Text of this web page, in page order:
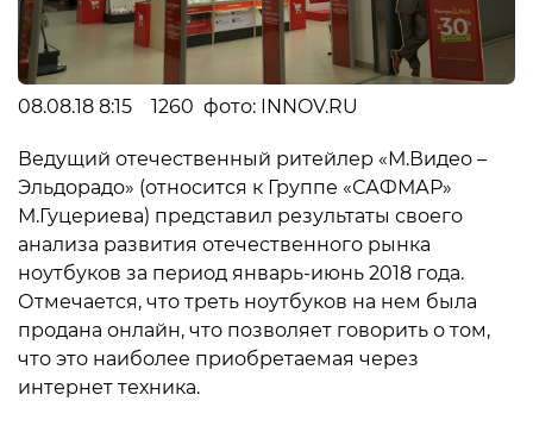
08.08.18 8:15 1260 фото: INNOV.RU
Ведущий отечественный ритейлер «М.Видео –
Эльдорадо» (относится к Группе «САФМАР»
М.Гуцериева) представил результаты своего
анализа развития отечественного рынка
ноутбуков за период январь-июнь 2018 года.
Отмечается, что треть ноутбуков на нем была
продана онлайн, что позволяет говорить о том,
что это наиболее приобретаемая через
интернет техника.